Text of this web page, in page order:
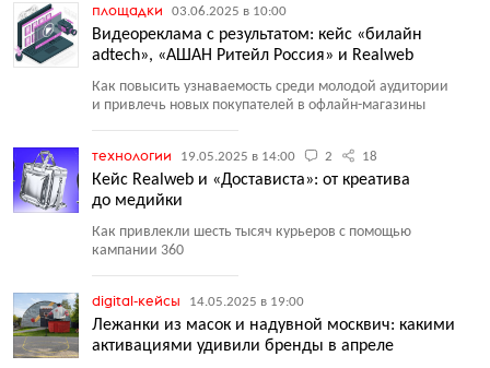
площадки 03.06.2025 в 10:00
Видеореклама с результатом: кейс «билайн
adtech», «АШАН Ритейл Россия» и Realweb
Как повысить узнаваемость среди молодой аудитории
и привлечь новых покупателей в офлайн-магазины
технологии 19.05.2025 в 14:00 2 18
Кейс Realweb и «Достависта»: от креатива
до медийки
Как привлекли шесть тысяч курьеров с помощью
кампании 360
digital-кейсы 14.05.2025 в 19:00
Лежанки из масок и надувной москвич: какими
активациями удивили бренды в апреле